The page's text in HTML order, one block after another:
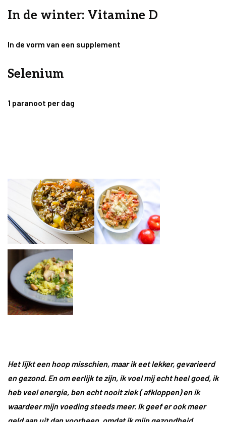
In de winter: Vitamine D
In de vorm van een supplement
Selenium
1 paranoot per dag
Het lijkt een hoop misschien, maar ik eet lekker, gevarieerd
en gezond. En om eerlijk te zijn, ik voel mij echt heel goed, ik
heb veel energie, ben echt nooit ziek ( afkloppen) en ik
waardeer mijn voeding steeds meer. Ik geef er ook meer